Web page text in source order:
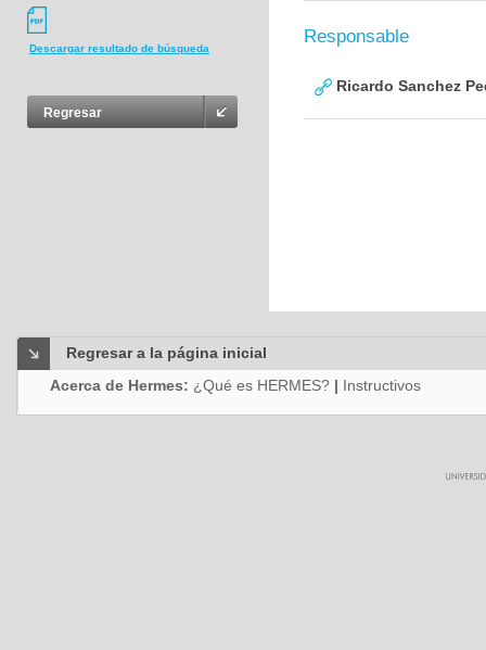
Descargar resultado de búsqueda
Regresar
Responsable
Ricardo Sanchez
Regresar a la página inicial
Acerca de Hermes: ¿Qué es HERMES? | Instructivos